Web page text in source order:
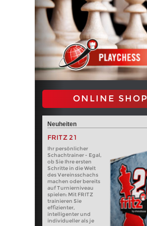
ONLINE SHOP
Neuheiten
FRITZ 21
Ihr persönlicher
Schachtrainer - Egal,
ob Sie Ihre ersten
Schritte in die Welt
des Vereinsschachs
machen oder bereits
auf Turnierniveau
spielen: Mit FRITZ
trainieren Sie
effizienter,
intelligenter und
individueller als je